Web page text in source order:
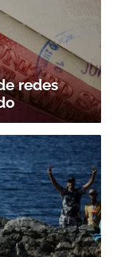
redes